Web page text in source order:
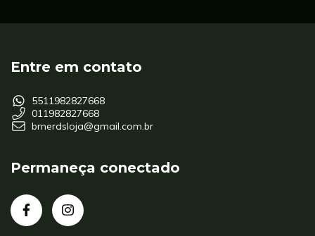
Entre em contato
5511982827668
011982827668
brnerdsloja@gmail.com.br
Permaneça conectado